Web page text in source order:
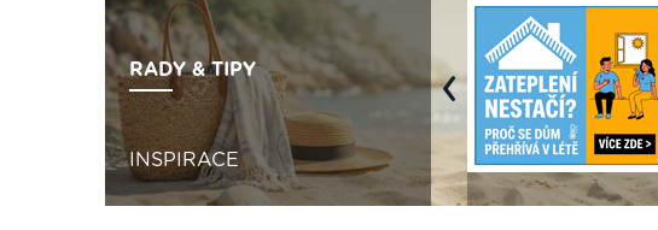
RADY & TIPY
INSPIRACE
Previous